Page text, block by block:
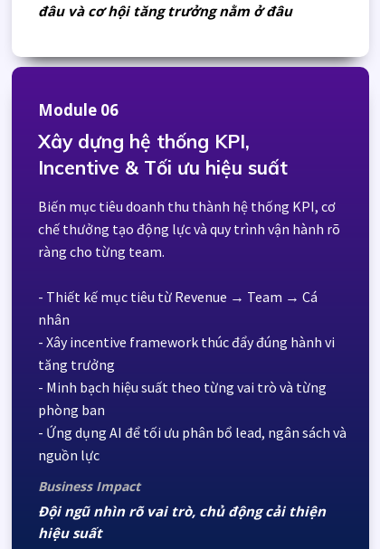
đâu và cơ hội tăng trưởng nằm ở đâu
Xây dựng hệ thống KPI,
Incentive & Tối ưu hiệu suất
Biến mục tiêu doanh thu thành hệ thống KPI, cơ
chế thưởng tạo động lực và quy trình vận hành rõ
ràng cho từng team.
- Thiết kế mục tiêu từ Revenue → Team → Cá
nhân
- Xây incentive framework thúc đẩy đúng hành vi
tăng trưởng
- Minh bạch hiệu suất theo từng vai trò và từng
phòng ban
- Ứng dụng AI để tối ưu phân bổ lead, ngân sách và
nguồn lực
Module 06
Đội ngũ nhìn rõ vai trò, chủ động cải thiện
hiệu suất
Business Impact